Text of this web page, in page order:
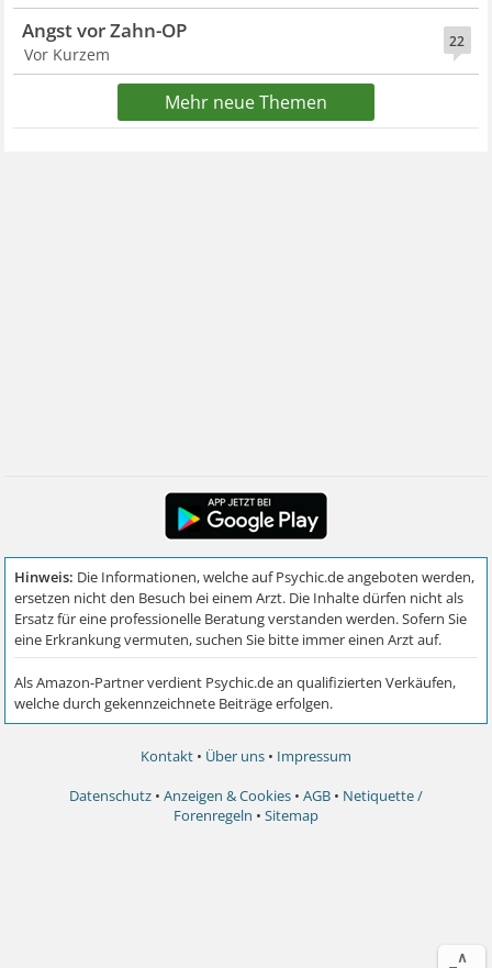
22
Angst vor Zahn-OP
Vor Kurzem
Mehr neue Themen
Kontakt • Über uns • Impressum
Datenschutz • Anzeigen & Cookies • AGB • Netiquette /
Forenregeln • Sitemap
∧